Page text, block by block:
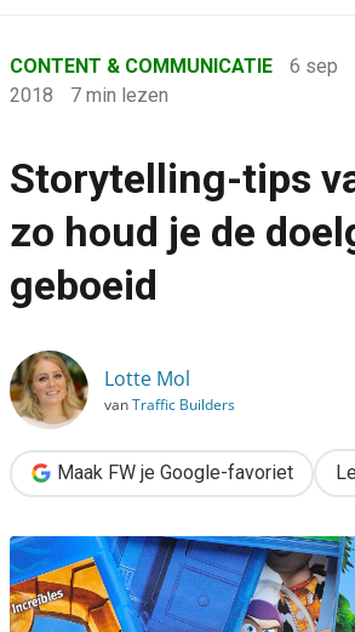
›
Content & Communicatie
›
Storytelling-tips van Pixar: zo houd je de
CONTENT & COMMUNICATIE
6 sep
2018
7 min lezen
Storytelling-tips
zo houd je de
geboeid
Lotte Mol
vanTraffic Builders
Maak FW je Google-favoriet